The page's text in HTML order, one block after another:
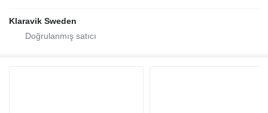
Klaravik Sweden